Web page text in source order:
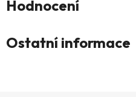
Hodnocení
Ostatní informace